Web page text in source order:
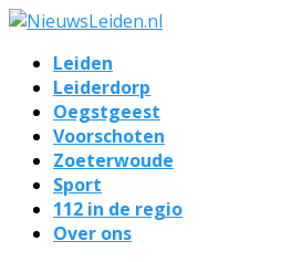
Leiden
Leiderdorp
Oegstgeest
Voorschoten
Zoeterwoude
Sport
112 in de regio
Over ons